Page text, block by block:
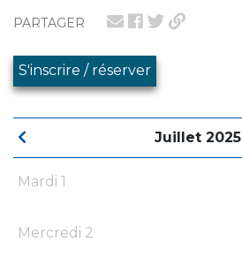
PARTAGER
S'inscrire / réserver
Juillet 2025
Mardi 1
Mercredi 2